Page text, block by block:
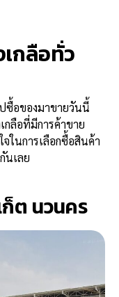
เกลือทั่ว
ซื้อของมาขายวันนี้
กลือที่มีการค้าขาย
ในการเลือกซื้อสินค้า
นเลย
ก็ต นวนคร